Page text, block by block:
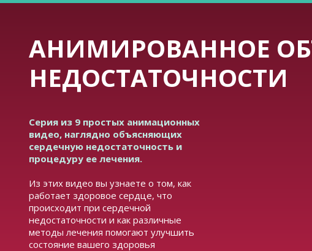
АНИМИРОВАННОЕ
НЕДОСТАТОЧНОСТИ
Серия из 9 простых анимационных
видео, наглядно объясняющих
сердечную недостаточность и
процедуру ее лечения.
Из этих видео вы узнаете о том, как
работает здоровое сердце, что
происходит при сердечной
недостаточности и как различные
методы лечения помогают улучшить
состояние вашего здоровья